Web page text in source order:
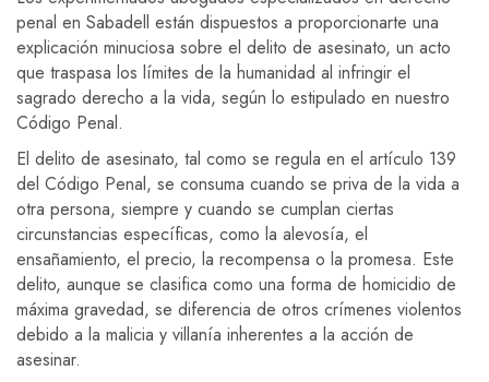
penal en Sabadell están dispuestos a proporcionarte una
explicación minuciosa sobre el delito de asesinato, un acto
que traspasa los límites de la humanidad al infringir el
sagrado derecho a la vida, según lo estipulado en nuestro
Código Penal.
El delito de asesinato, tal como se regula en el artículo 139
del Código Penal, se consuma cuando se priva de la vida a
otra persona, siempre y cuando se cumplan ciertas
circunstancias específicas, como la alevosía, el
ensañamiento, el precio, la recompensa o la promesa. Este
delito, aunque se clasifica como una forma de homicidio de
máxima gravedad, se diferencia de otros crímenes violentos
debido a la malicia y villanía inherentes a la acción de
asesinar.